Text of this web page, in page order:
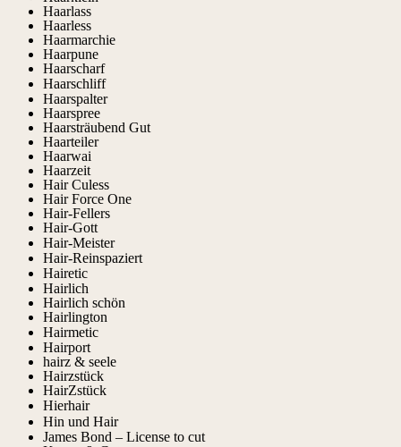
Haarlass
Haarless
Haarmarchie
Haarpune
Haarscharf
Haarschliff
Haarspalter
Haarspree
Haarsträubend Gut
Haarteiler
Haarwai
Haarzeit
Hair Culess
Hair Force One
Hair-Fellers
Hair-Gott
Hair-Meister
Hair-Reinspaziert
Hairetic
Hairlich
Hairlich schön
Hairlington
Hairmetic
Hairport
hairz & seele
Hairzstück
HairZstück
Hierhair
Hin und Hair
James Bond – License to cut